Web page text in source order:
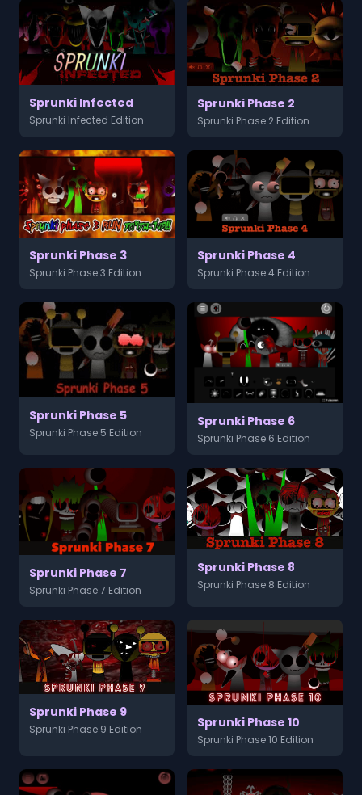
Sprunki Infected
Sprunki Infected Edition
Sprunki Phase 2
Sprunki Phase 2 Edition
Sprunki Phase 3
Sprunki Phase 3 Edition
Sprunki Phase 4
Sprunki Phase 4 Edition
Sprunki Phase 5
Sprunki Phase 5 Edition
Sprunki Phase 6
Sprunki Phase 6 Edition
Sprunki Phase 7
Sprunki Phase 7 Edition
Sprunki Phase 8
Sprunki Phase 8 Edition
Sprunki Phase 9
Sprunki Phase 9 Edition Sprunki Phase 10
Sprunki Phase 10 Edition